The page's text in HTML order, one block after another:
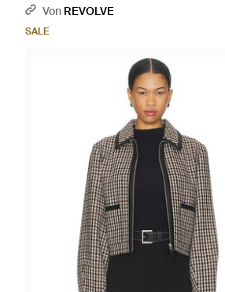
Von REVOLVE
SALE